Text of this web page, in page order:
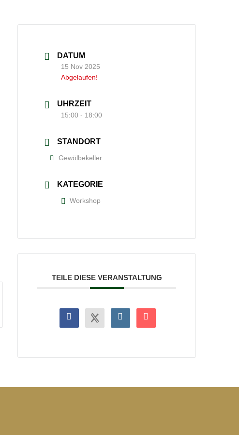
DATUM
15 Nov 2025
Abgelaufen!
UHRZEIT
15:00 - 18:00
STANDORT
Gewölbekeller
KATEGORIE
Workshop
TEILE DIESE VERANSTALTUNG